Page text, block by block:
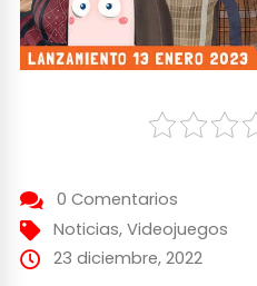
0 Comentarios
Noticias, Videojuegos
23 diciembre, 2022